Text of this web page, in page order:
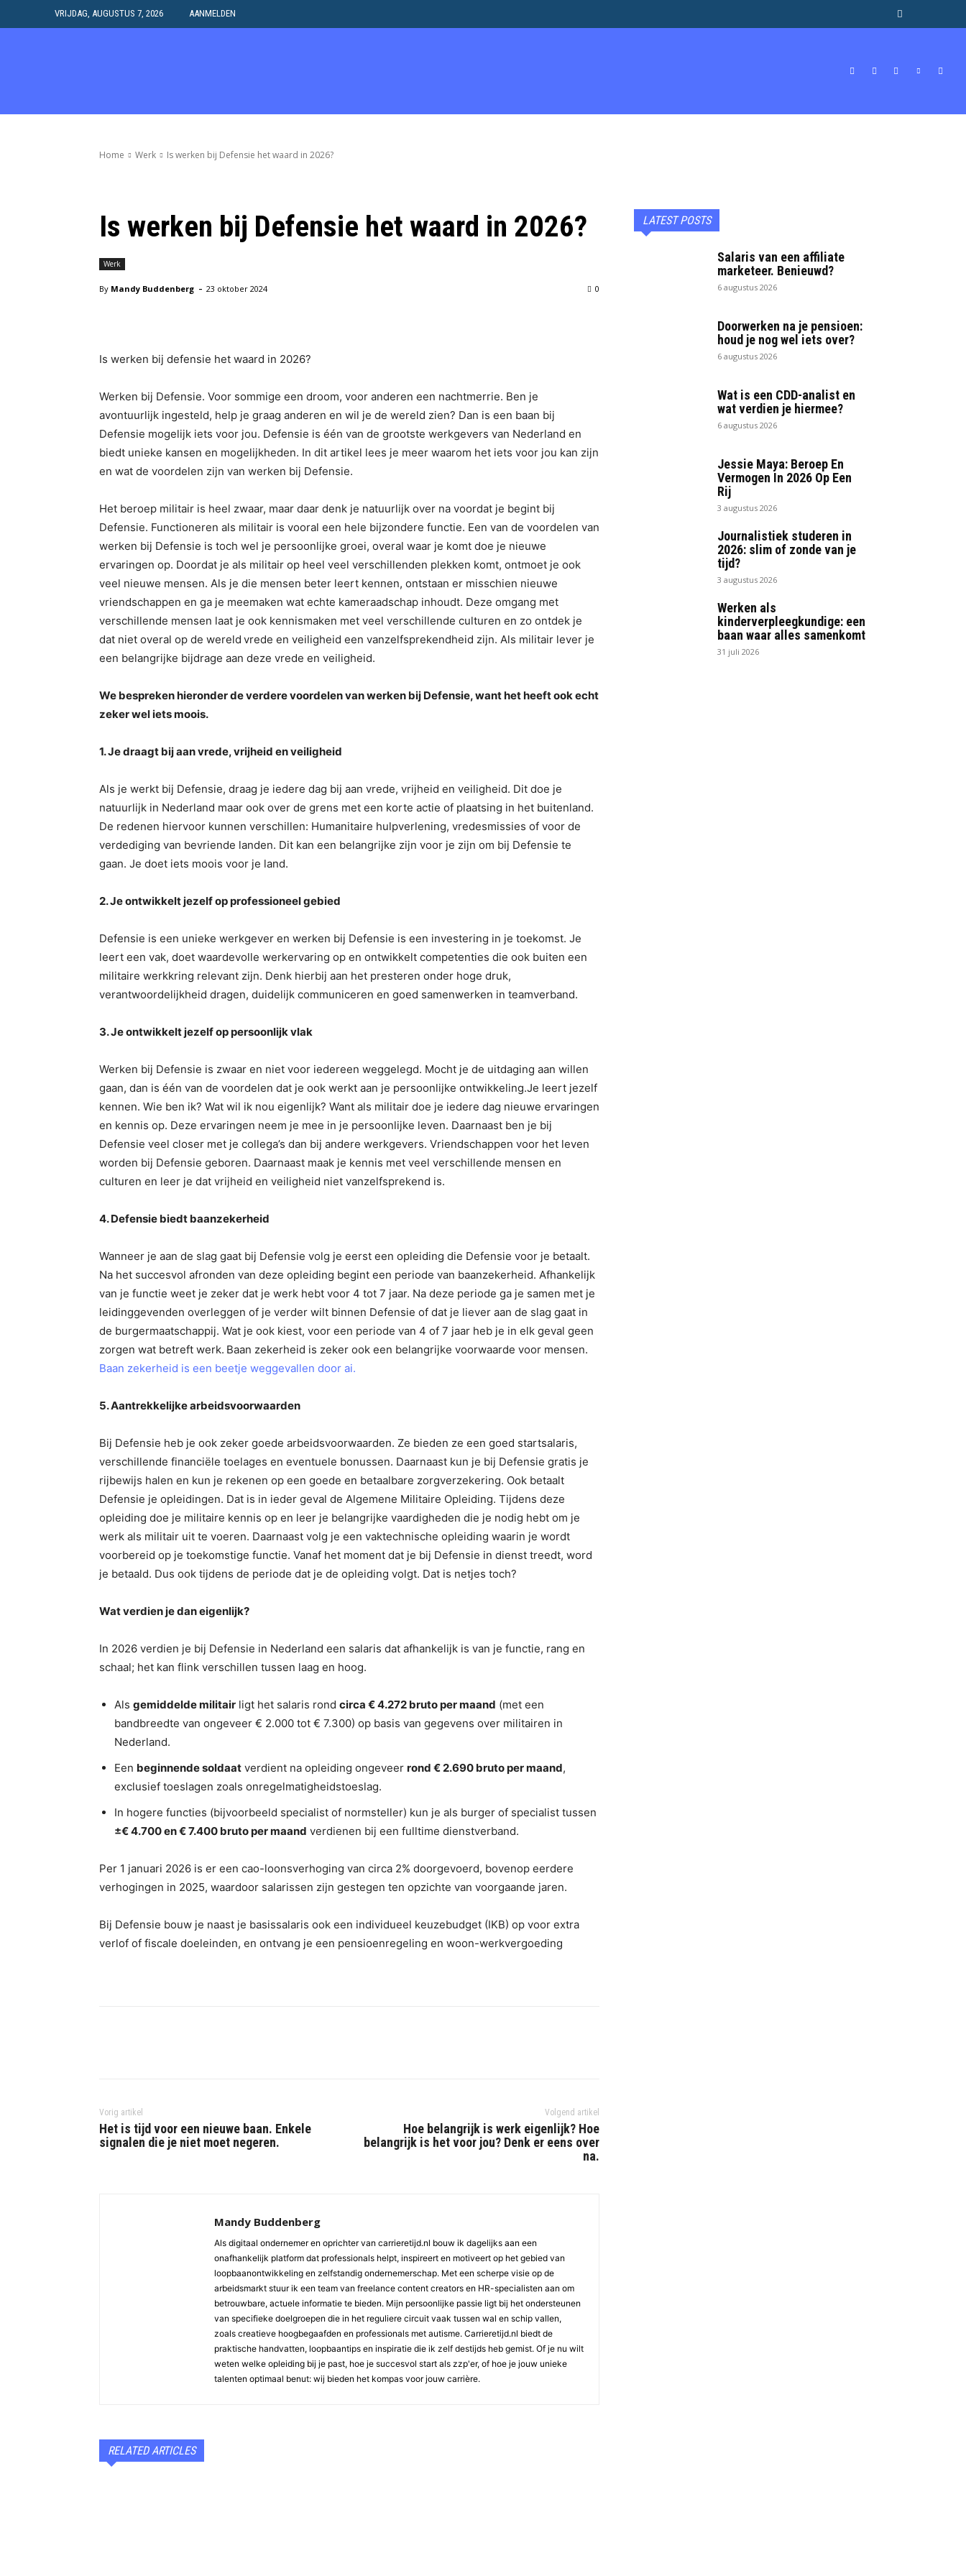
VRIJDAG, AUGUSTUS 7, 2026 AANMELDEN
MORE
Home Werk Is werken bij Defensie het waard in 2026?
Is werken bij Defensie het waard in 2026?
Werk
0
By Mandy Buddenberg - 23 oktober 2024
Is werken bij defensie het waard in 2026?
Werken bij Defensie. Voor sommige een droom, voor anderen een nachtmerrie. Ben je
avontuurlijk ingesteld, help je graag anderen en wil je de wereld zien? Dan is een baan bij
Defensie mogelijk iets voor jou. Defensie is één van de grootste werkgevers van Nederland en
biedt unieke kansen en mogelijkheden. In dit artikel lees je meer waarom het iets voor jou kan zijn
en wat de voordelen zijn van werken bij Defensie.
Het beroep militair is heel zwaar, maar daar denk je natuurlijk over na voordat je begint bij
Defensie. Functioneren als militair is vooral een hele bijzondere functie. Een van de voordelen van
werken bij Defensie is toch wel je persoonlijke groei, overal waar je komt doe je nieuwe
ervaringen op. Doordat je als militair op heel veel verschillenden plekken komt, ontmoet je ook
veel nieuwe mensen. Als je die mensen beter leert kennen, ontstaan er misschien nieuwe
vriendschappen en ga je meemaken wat echte kameraadschap inhoudt. Deze omgang met
verschillende mensen laat je ook kennismaken met veel verschillende culturen en zo ontdek je
dat niet overal op de wereld vrede en veiligheid een vanzelfsprekendheid zijn. Als militair lever je
een belangrijke bijdrage aan deze vrede en veiligheid.
We bespreken hieronder de verdere voordelen van werken bij Defensie, want het heeft ook echt
zeker wel iets moois.
1. Je draagt bij aan vrede, vrijheid en veiligheid
Als je werkt bij Defensie, draag je iedere dag bij aan vrede, vrijheid en veiligheid. Dit doe je
natuurlijk in Nederland maar ook over de grens met een korte actie of plaatsing in het buitenland.
De redenen hiervoor kunnen verschillen: Humanitaire hulpverlening, vredesmissies of voor de
verdediging van bevriende landen. Dit kan een belangrijke zijn voor je zijn om bij Defensie te
gaan. Je doet iets moois voor je land.
2. Je ontwikkelt jezelf op professioneel gebied
Defensie is een unieke werkgever en werken bij Defensie is een investering in je toekomst. Je
leert een vak, doet waardevolle werkervaring op en ontwikkelt competenties die ook buiten een
militaire werkkring relevant zijn. Denk hierbij aan het presteren onder hoge druk,
verantwoordelijkheid dragen, duidelijk communiceren en goed samenwerken in teamverband.
3. Je ontwikkelt jezelf op persoonlijk vlak
Werken bij Defensie is zwaar en niet voor iedereen weggelegd. Mocht je de uitdaging aan willen
gaan, dan is één van de voordelen dat je ook werkt aan je persoonlijke ontwikkeling.Je leert jezelf
kennen. Wie ben ik? Wat wil ik nou eigenlijk? Want als militair doe je iedere dag nieuwe ervaringen
en kennis op. Deze ervaringen neem je mee in je persoonlijke leven. Daarnaast ben je bij
Defensie veel closer met je collega’s dan bij andere werkgevers. Vriendschappen voor het leven
worden bij Defensie geboren. Daarnaast maak je kennis met veel verschillende mensen en
culturen en leer je dat vrijheid en veiligheid niet vanzelfsprekend is.
4. Defensie biedt baanzekerheid
Wanneer je aan de slag gaat bij Defensie volg je eerst een opleiding die Defensie voor je betaalt.
Na het succesvol afronden van deze opleiding begint een periode van baanzekerheid. Afhankelijk
van je functie weet je zeker dat je werk hebt voor 4 tot 7 jaar. Na deze periode ga je samen met je
leidinggevenden overleggen of je verder wilt binnen Defensie of dat je liever aan de slag gaat in
de burgermaatschappij. Wat je ook kiest, voor een periode van 4 of 7 jaar heb je in elk geval geen
zorgen wat betreft werk. Baan zekerheid is zeker ook een belangrijke voorwaarde voor mensen.
Baan zekerheid is een beetje weggevallen door ai.
5. Aantrekkelijke arbeidsvoorwaarden
Bij Defensie heb je ook zeker goede arbeidsvoorwaarden. Ze bieden ze een goed startsalaris,
verschillende financiële toelages en eventuele bonussen. Daarnaast kun je bij Defensie gratis je
rijbewijs halen en kun je rekenen op een goede en betaalbare zorgverzekering. Ook betaalt
Defensie je opleidingen. Dat is in ieder geval de Algemene Militaire Opleiding. Tijdens deze
opleiding doe je militaire kennis op en leer je belangrijke vaardigheden die je nodig hebt om je
werk als militair uit te voeren. Daarnaast volg je een vaktechnische opleiding waarin je wordt
voorbereid op je toekomstige functie. Vanaf het moment dat je bij Defensie in dienst treedt, word
je betaald. Dus ook tijdens de periode dat je de opleiding volgt. Dat is netjes toch?
Wat verdien je dan eigenlijk?
In 2026 verdien je bij Defensie in Nederland een salaris dat afhankelijk is van je functie, rang en
schaal; het kan flink verschillen tussen laag en hoog.
Als gemiddelde militair ligt het salaris rond circa € 4.272 bruto per maand (met een
bandbreedte van ongeveer € 2.000 tot € 7.300) op basis van gegevens over militairen in
Nederland.
Een beginnende soldaat verdient na opleiding ongeveer rond € 2.690 bruto per maand,
exclusief toeslagen zoals onregelmatigheidstoeslag.
In hogere functies (bijvoorbeeld specialist of normsteller) kun je als burger of specialist tussen
±€ 4.700 en € 7.400 bruto per maand verdienen bij een fulltime dienstverband.
Per 1 januari 2026 is er een cao-loonsverhoging van circa 2% doorgevoerd, bovenop eerdere
verhogingen in 2025, waardoor salarissen zijn gestegen ten opzichte van voorgaande jaren.
Bij Defensie bouw je naast je basissalaris ook een individueel keuzebudget (IKB) op voor extra
verlof of fiscale doeleinden, en ontvang je een pensioenregeling en woon-werkvergoeding
Vorig artikel
Het is tijd voor een nieuwe baan. Enkele
signalen die je niet moet negeren.
Volgend artikel
Hoe belangrijk is werk eigenlijk? Hoe
belangrijk is het voor jou? Denk er eens over
na.
Mandy Buddenberg
Als digitaal ondernemer en oprichter van carrieretijd.nl bouw ik dagelijks aan een
onafhankelijk platform dat professionals helpt, inspireert en motiveert op het gebied van
loopbaanontwikkeling en zelfstandig ondernemerschap. Met een scherpe visie op de
arbeidsmarkt stuur ik een team van freelance content creators en HR-specialisten aan om
betrouwbare, actuele informatie te bieden. Mijn persoonlijke passie ligt bij het ondersteunen
van specifieke doelgroepen die in het reguliere circuit vaak tussen wal en schip vallen,
zoals creatieve hoogbegaafden en professionals met autisme. Carrieretijd.nl biedt de
praktische handvatten, loopbaantips en inspiratie die ik zelf destijds heb gemist. Of je nu wilt
weten welke opleiding bij je past, hoe je succesvol start als zzp'er, of hoe je jouw unieke
talenten optimaal benut: wij bieden het kompas voor jouw carrière.
RELATED ARTICLES
LATEST POSTS
Salaris van een affiliate
marketeer. Benieuwd?
6 augustus 2026
Doorwerken na je pensioen:
houd je nog wel iets over?
6 augustus 2026
Wat is een CDD-analist en
wat verdien je hiermee?
6 augustus 2026
Jessie Maya: Beroep En
Vermogen In 2026 Op Een
Rij
3 augustus 2026
Journalistiek studeren in
2026: slim of zonde van je
tijd?
3 augustus 2026
Werken als
kinderverpleegkundige: een
baan waar alles samenkomt
31 juli 2026